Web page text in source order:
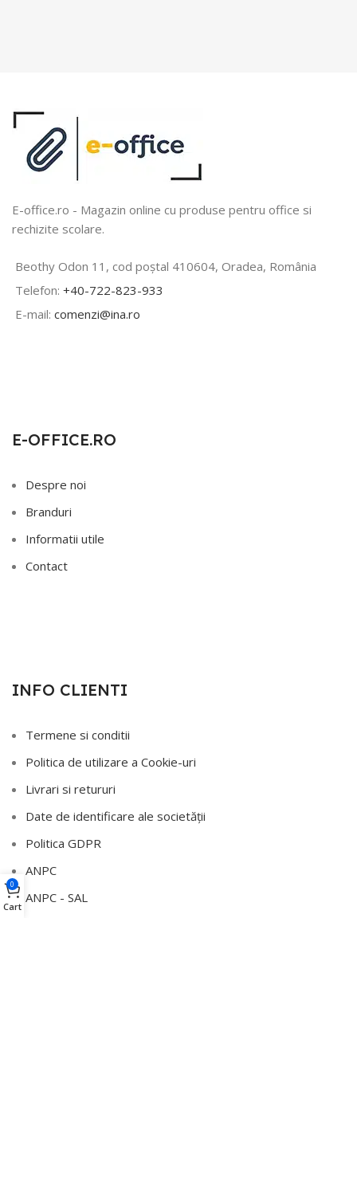
E-office.ro - Magazin online cu produse pentru office si
rechizite scolare.
Beothy Odon 11, cod poștal 410604, Oradea, România
Telefon: +40-722-823-933
E-mail: comenzi@ina.ro
E-OFFICE.RO
Despre noi
Branduri
Informatii utile
Contact
INFO CLIENTI
Termene si conditii
Politica de utilizare a Cookie-uri
Livrari si retururi
Date de identificare ale societății
Politica GDPR
ANPC
ANPC - SAL
0
Cart